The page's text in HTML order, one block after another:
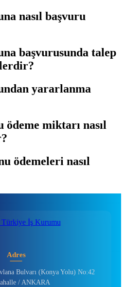
nasıl başvuru
başvurusunda talep
yararlanma
miktarı nasıl
ödemeleri nasıl
Adres
Bulvarı (Konya Yolu) No:42
/ ANKARA